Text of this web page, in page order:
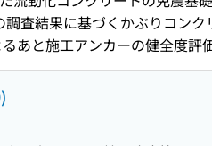
ムの開発 : 多様なトンネル形
打音装置の開発と性能評価
緑化工法による防草緑化 : フ
一覧（2016年1月～2016年12
調査結果に基づくかぶりコン
あと施工アンカーの健全度
評価手法の適用性に関する検
震応答解析 偏土圧を受ける山
域の振動測定結果に与える影
に関する研究 三次元形状計